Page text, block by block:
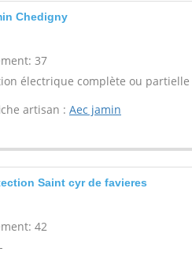
Chedigny
37
électrique complète ou partielle
artisan : Aec jamin
Saint cyr de favieres
42